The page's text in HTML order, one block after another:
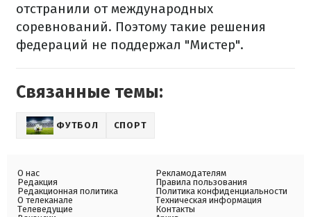
отстранили от международных
соревнований. Поэтому такие решения
федераций не поддержал "Мистер".
Связанные темы:
ФУТБОЛ СПОРТ
О нас
Редакция
Редакционная политика
О телеканале
Телеведущие
Рекламодателям
Правила пользования
Политика конфиденциальности
Техническая информация
Контакты